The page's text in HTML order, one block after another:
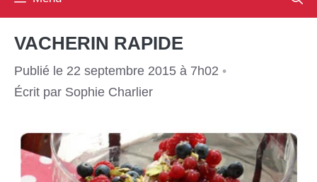
VACHERIN RAPIDE
Publié le 22 septembre 2015 à 7h02 •
Écrit par Sophie Charlier